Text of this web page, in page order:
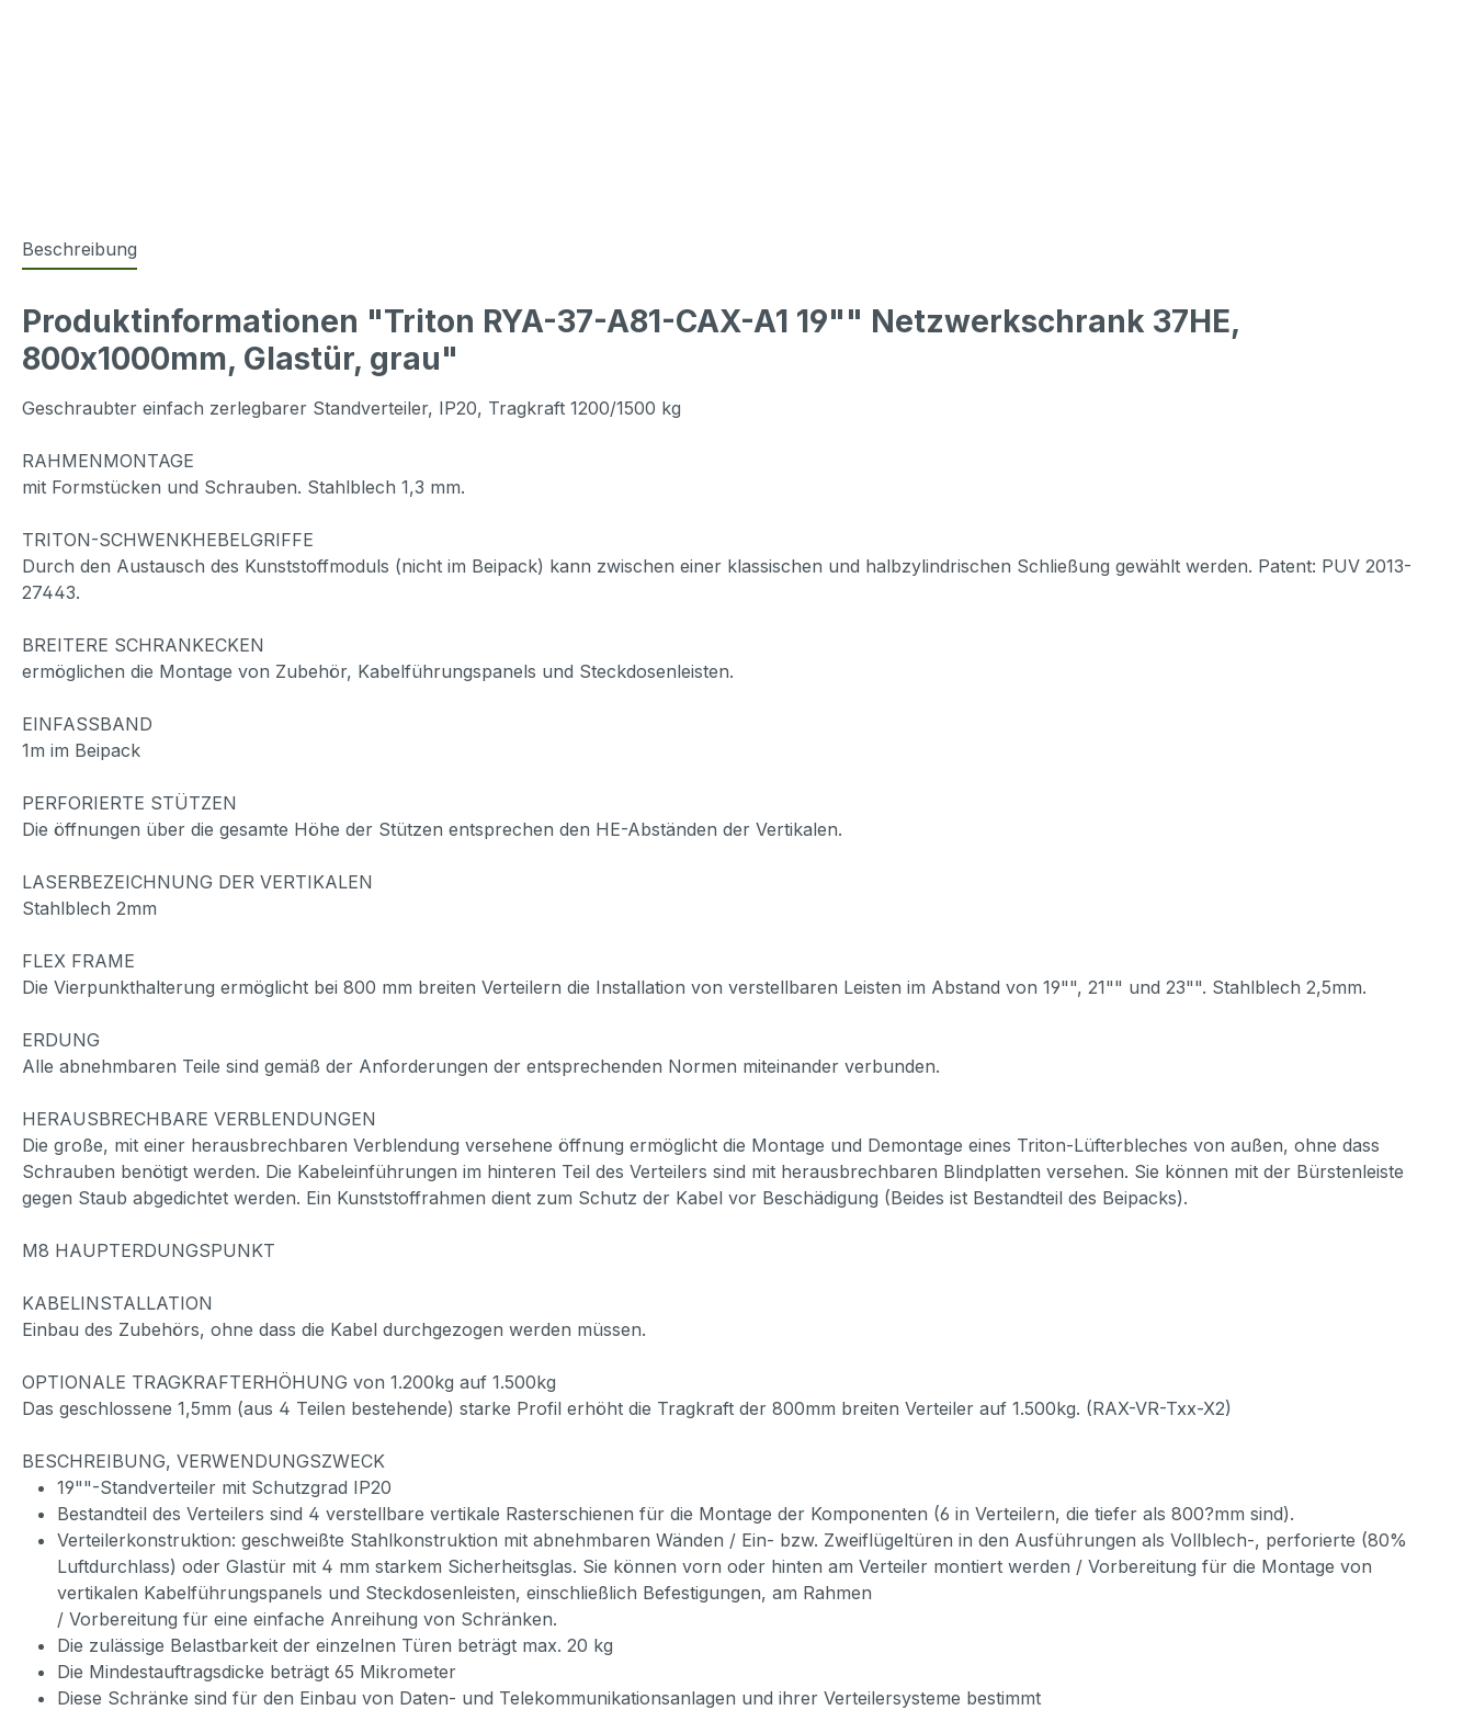
Beschreibung
Produktinformationen "Triton RYA-37-A81-CAX-A1 19"" Netzwerkschrank 37HE,
800x1000mm, Glastür, grau"
Geschraubter einfach zerlegbarer Standverteiler, IP20, Tragkraft 1200/1500 kg
RAHMENMONTAGE
mit Formstücken und Schrauben. Stahlblech 1,3 mm.
TRITON-SCHWENKHEBELGRIFFE
Durch den Austausch des Kunststoffmoduls (nicht im Beipack) kann zwischen einer klassischen und halbzylindrischen Schließung gewählt werden. Patent: PUV 2013-
27443.
BREITERE SCHRANKECKEN
ermöglichen die Montage von Zubehör, Kabelführungspanels und Steckdosenleisten.
EINFASSBAND
1m im Beipack
PERFORIERTE STÜTZEN
Die öffnungen über die gesamte Höhe der Stützen entsprechen den HE-Abständen der Vertikalen.
LASERBEZEICHNUNG DER VERTIKALEN
Stahlblech 2mm
FLEX FRAME
Die Vierpunkthalterung ermöglicht bei 800 mm breiten Verteilern die Installation von verstellbaren Leisten im Abstand von 19"", 21"" und 23"". Stahlblech 2,5mm.
ERDUNG
Alle abnehmbaren Teile sind gemäß der Anforderungen der entsprechenden Normen miteinander verbunden.
HERAUSBRECHBARE VERBLENDUNGEN
Die große, mit einer herausbrechbaren Verblendung versehene öffnung ermöglicht die Montage und Demontage eines Triton-Lüfterbleches von außen, ohne dass
Schrauben benötigt werden. Die Kabeleinführungen im hinteren Teil des Verteilers sind mit herausbrechbaren Blindplatten versehen. Sie können mit der Bürstenleiste
gegen Staub abgedichtet werden. Ein Kunststoffrahmen dient zum Schutz der Kabel vor Beschädigung (Beides ist Bestandteil des Beipacks).
M8 HAUPTERDUNGSPUNKT
KABELINSTALLATION
Einbau des Zubehörs, ohne dass die Kabel durchgezogen werden müssen.
OPTIONALE TRAGKRAFTERHÖHUNG von 1.200kg auf 1.500kg
Das geschlossene 1,5mm (aus 4 Teilen bestehende) starke Profil erhöht die Tragkraft der 800mm breiten Verteiler auf 1.500kg. (RAX-VR-Txx-X2)
BESCHREIBUNG, VERWENDUNGSZWECK
19""-Standverteiler mit Schutzgrad IP20
Bestandteil des Verteilers sind 4 verstellbare vertikale Rasterschienen für die Montage der Komponenten (6 in Verteilern, die tiefer als 800?mm sind).
Verteilerkonstruktion: geschweißte Stahlkonstruktion mit abnehmbaren Wänden / Ein- bzw. Zweiflügeltüren in den Ausführungen als Vollblech-, perforierte (80%
Luftdurchlass) oder Glastür mit 4 mm starkem Sicherheitsglas. Sie können vorn oder hinten am Verteiler montiert werden / Vorbereitung für die Montage von
vertikalen Kabelführungspanels und Steckdosenleisten, einschließlich Befestigungen, am Rahmen
/ Vorbereitung für eine einfache Anreihung von Schränken.
Die zulässige Belastbarkeit der einzelnen Türen beträgt max. 20 kg
Die Mindestauftragsdicke beträgt 65 Mikrometer
Diese Schränke sind für den Einbau von Daten- und Telekommunikationsanlagen und ihrer Verteilersysteme bestimmt